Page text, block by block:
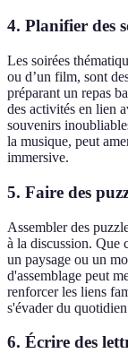
4. Planifier des
Les soirées
ou d’un film, sont
préparant un repas
des activités en lien
souvenirs
la musique, peut
immersive.
5. Faire des
Assembler des
à la discussion. Que
un paysage ou un
d'assemblage peut
renforcer les liens
s'évader du
6. Écrire des